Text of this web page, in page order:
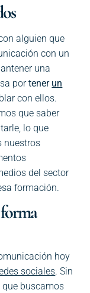
alguien que
con un
una
portener un
con ellos.
que saber
lo que
nuestros
del sector
formación.
forma
hoy
sociales. Sin
buscamos